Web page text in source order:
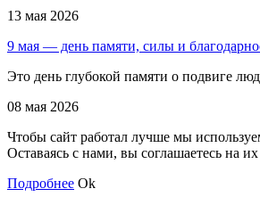
13 мая 2026
9 мая — день памяти, силы и
Это день глубокой памяти о подвиге
08 мая 2026
Чтобы сайт работал лучше мы
Оставаясь с нами, вы соглашаетесь на
Подробнее Ok